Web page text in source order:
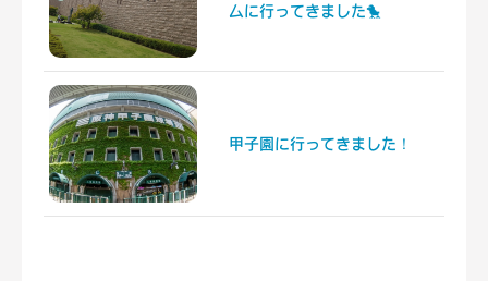
ムに行ってきました🐤
甲子園に行ってきました！